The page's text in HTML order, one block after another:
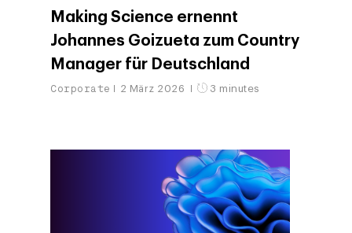
Making Science ernennt
Johannes Goizueta zum Country
Manager für Deutschland
Corporate 2 März 2026 3 minutes